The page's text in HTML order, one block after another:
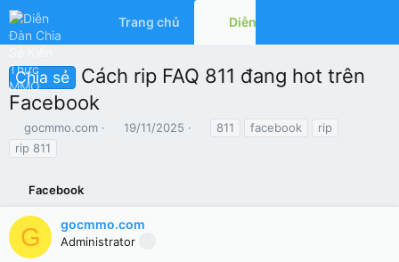
Trang chủ Diễn đàn
Chia sẻ
Cách rip FAQ 811 đang hot trên
Facebook
T
r
d
s
t
a
gocmmo.com
N
ử
i
19/11/2025
a
811 facebook
rip
rip 811
Facebook
G gocmmo.com
Administrator